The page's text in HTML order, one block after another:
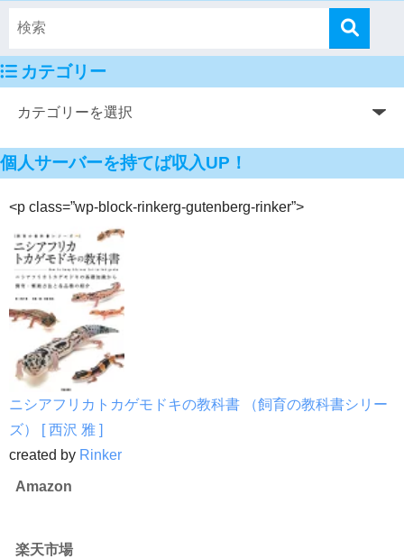
カテゴリー
個人サーバーを持てば収入UP！
<p class=”wp-block-rinkerg-gutenberg-rinker”>
ニシアフリカトカゲモドキの教科書 （飼育の教科書シリー
ズ） [ 西沢 雅 ]
created by Rinker
Amazon
楽天市場